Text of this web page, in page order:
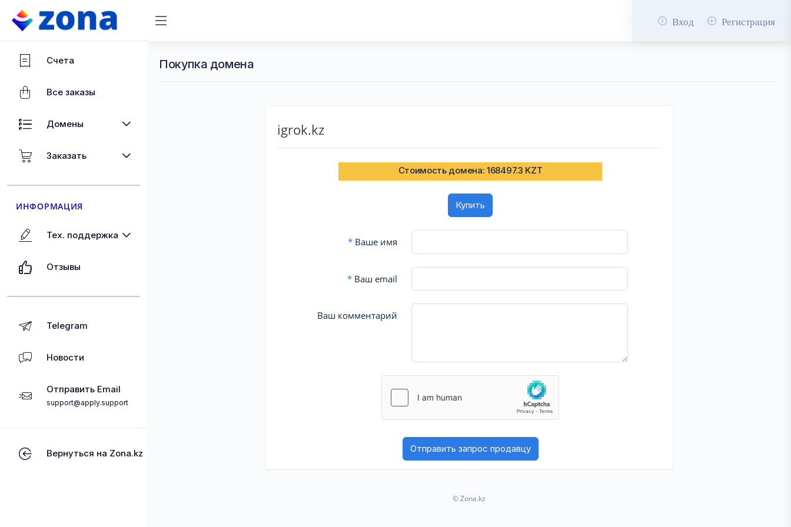
Вход Регистрация
Счета
Все заказы
Домены
Заказать
ИНФОРМАЦИЯ
Тех. поддержка
Отзывы
Telegram
Новости
Отправить Email
support@apply.support
Вернуться на Zona.kz
Покупка домена
igrok.kz
Стоимость домена: 168497.3 KZT
Купить
*Ваше имя
*Ваш email
Ваш комментарий
© Zona.kz